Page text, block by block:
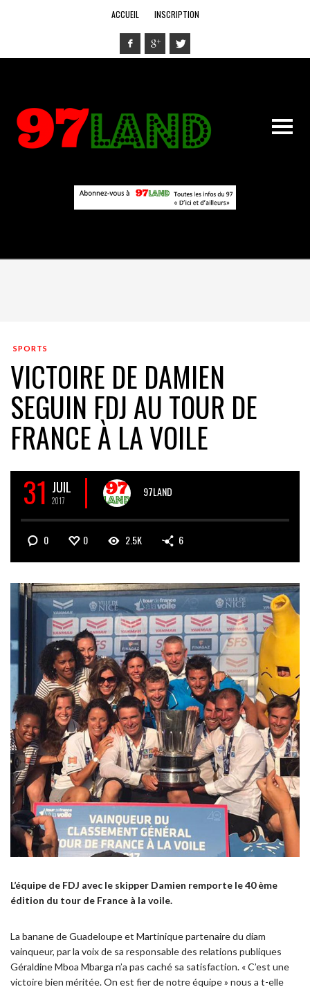
ACCUEIL INSCRIPTION
SPORTS
VICTOIRE DE DAMIEN
SEGUIN FDJ AU TOUR DE
FRANCE À LA VOILE
31 JUIL
2017
97LAND
0 0 2.5K 6
L’équipe de FDJ avec le skipper Damien remporte le 40 ème
édition du tour de France à la voile.
La banane de Guadeloupe et Martinique partenaire du diam
vainqueur, par la voix de sa responsable des relations publiques
Géraldine Mboa Mbarga n’a pas caché sa satisfaction. « C’est une
victoire bien méritée. On est fier de notre équipe » nous a t-elle